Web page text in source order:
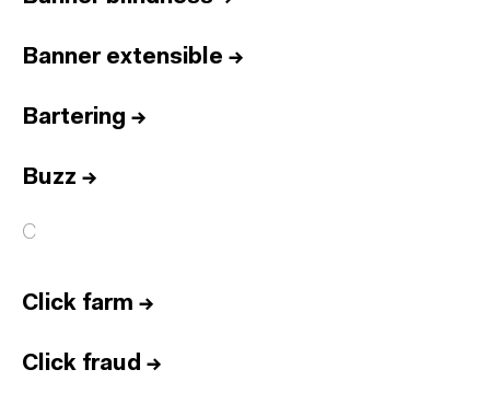
Banner extensible →
Bartering →
Buzz →
C
Click farm →
Click fraud →